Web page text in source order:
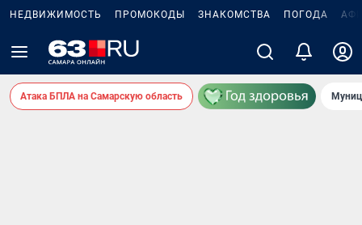
НЕДВИЖИМОСТЬ ПРОМОКОДЫ ЗНАКОМСТВА ПОГОДА
Атака БПЛА на Самарскую область